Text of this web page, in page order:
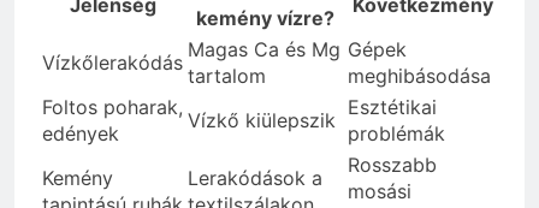
kemény vízre?
Vízkőlerakódás
Magas Ca és Mg
tartalom
Gépek
meghibásodása
Foltos poharak,
edények
Vízkő kiülepszik
Esztétikai
problémák
Kemény
Lerakódások a
Rosszabb
mosási